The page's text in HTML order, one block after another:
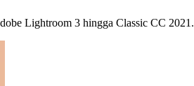
Lightroom 3 hingga Classic CC 2021.